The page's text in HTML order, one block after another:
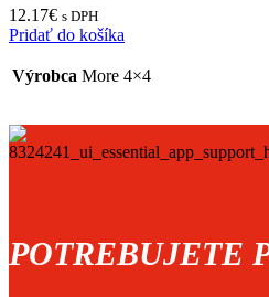
12.17€ s DPH
Pridať do košíka
Výrobca More 4×4
POTREBUJETE